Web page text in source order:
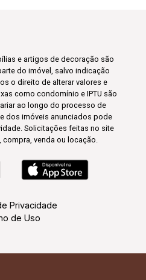
e artigos de decoração são
do imóvel, salvo indicação
o direito de alterar valores e
como condomínio e IPTU são
ao longo do processo de
dos imóveis anunciados pode
Solicitações feitas no site
compra, venda ou locação.
Privacidade
de Uso